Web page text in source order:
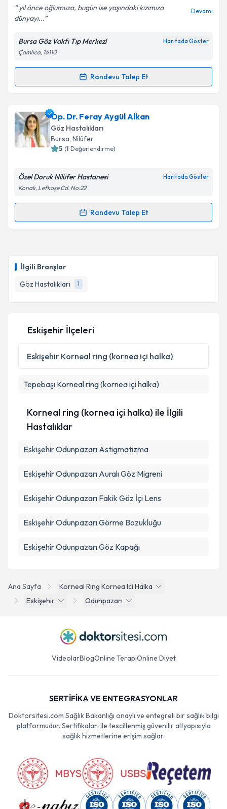
İlgili Branşlar
Göz Hastalıkları
1
Kişisel verilerimin işlenmesine ilişkin
Aydınlatma
Metni
kapsamda işlenmesini kabul ediyorum.
yıl önce oğlumuza, bugün ise yaşındaki kızımıza
dünyayı...
Devamı
Bursa Göz Vakfı Tıp Merkezi Haritada Göster
Çamlıca, 16110
Randevu Talep Et
Randevu Takvimi Talebi
Prof. Dr. Ahmet Tuncer Özmeniçin randevu
takvimi talebi oluşturun. Size bu uzmandan randevu
almanız için bir takvim hazırlandığında e-posta ile
bilgilendireceğiz.
Kişisel verilerimin işlenmesine ilişkin
Op. Dr. Feray Aygül Alkan
Göz Hastalıkları
Bursa, Nilüfer
5 (1 Değerlendirme)
Özel Doruk Nilüfer Hastanesi Haritada Göster
Konak, Lefkoşe Cd. No:22
Randevu Talep Et
Randevu Takvimi Talebi
takvim hazırlandığında e-posta ile bilgilendireceğiz.
E-posta Adresiniz
Kişisel verilerimin işlenmesine ilişkinAydınlatma
Metni
'ni okudum ve kişisel verilerimin belirtilen
kapsamda işlenmesini kabul ediyorum.
Ana Sayfa
Korneal Ring Kornea Ici Halka
Eskişehir
Odunpazarı
Eskişehir İlçeleri
Eskişehir Korneal ring (kornea içi halka)
Tepebaşı Korneal ring (kornea içi halka)
Korneal ring (kornea içi halka) ile İlgili
Hastalıklar
Eskişehir Odunpazarı Astigmatizma
Eskişehir Odunpazarı Auralı Göz Migreni
Eskişehir Odunpazarı Fakik Göz İçi Lens
Eskişehir Odunpazarı Görme Bozukluğu
Eskişehir Odunpazarı Göz Kapağı
VideolarBlogOnline TerapiOnline Diyet
SERTİFİKA VE ENTEGRASYONLAR
Doktorsitesi.com Sağlık Bakanlığı onaylı ve entegreli bir sağlık bilgi
platformudur. Sertifikaları ile tescillenmiş güvenilir altyapısıyla
sağlık hizmetlerine erişim sağlar.